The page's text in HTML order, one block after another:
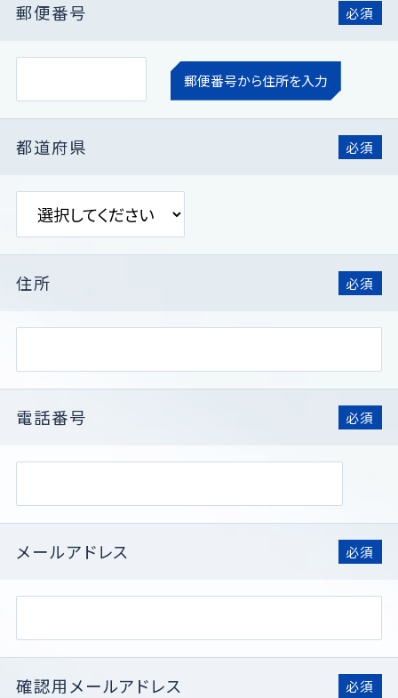
郵便番号 必須
郵便番号から住所を入力
都道府県 必須
住所 必須
電話番号 必須
メールアドレス 必須
確認用メールアドレス 必須